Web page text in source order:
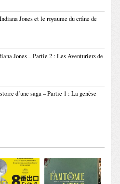
Jones et le royaume du crâne de
Jones – Partie 2 : Les Aventuriers de
d’une saga – Partie 1 : La genèse